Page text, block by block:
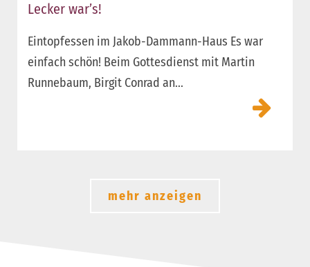
Lecker war’s!
Eintopfessen im Jakob-Dammann-Haus Es war
einfach schön! Beim Gottesdienst mit Martin
Runnebaum, Birgit Conrad an...
mehr anzeigen